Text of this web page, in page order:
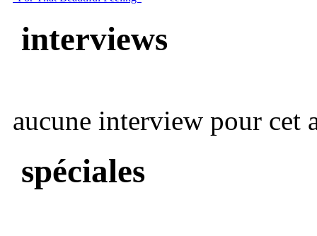
interviews
aucune interview pour cet
spéciales